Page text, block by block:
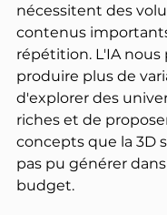
nécessitent des
contenus
répétition. L'IA
produire plus de
d'explorer des
riches et de
concepts que la 3D
pas pu générer
budget.